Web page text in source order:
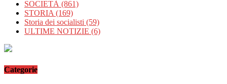
SOCIETÀ (861)
STORIA (169)
Storia dei socialisti (59)
ULTIME NOTIZIE (6)
Categorie